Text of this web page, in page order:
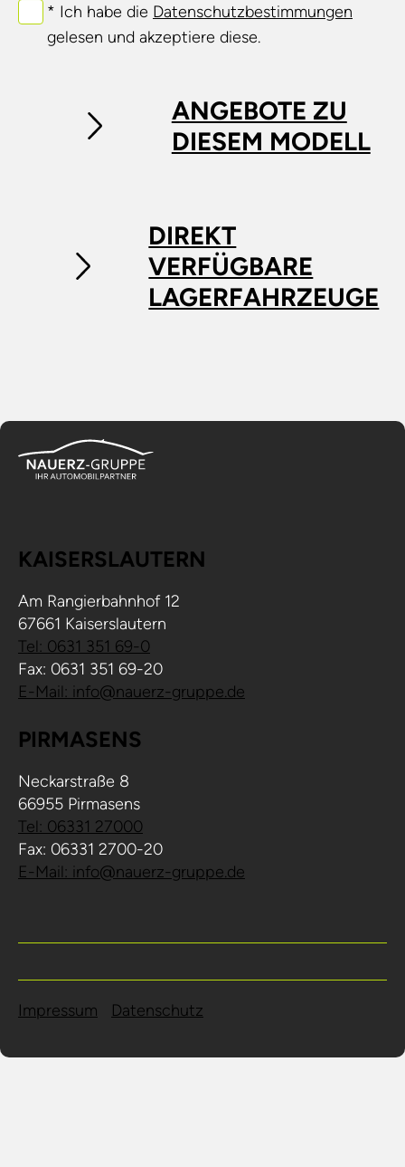
* Ich habe die Datenschutzbestimmungen
gelesen und akzeptiere diese.
ANGEBOTE ZU
DIESEM MODELL
DIREKT
VERFÜGBARE
LAGERFAHRZEUGE
KAISERSLAUTERN
Am Rangierbahnhof 12
67661 Kaiserslautern
Tel: 0631 351 69-0
Fax: 0631 351 69-20
E-Mail: info@nauerz-gruppe.de
PIRMASENS
Neckarstraße 8
66955 Pirmasens
Tel: 06331 27000
Fax: 06331 2700-20
E-Mail: info@nauerz-gruppe.de
Impressum Datenschutz